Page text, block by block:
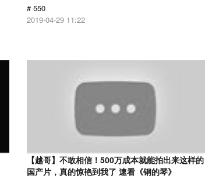
# 550
2019-04-29 11:22
【越哥】不敢相信！500万成本就能拍出来这样的
国产片，真的惊艳到我了 速看《钢的琴》